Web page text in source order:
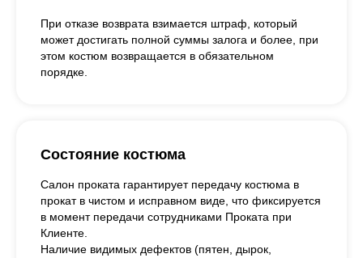
При отказе возврата взимается штраф, который
может достигать полной суммы залога и более, при
этом костюм возвращается в обязательном
порядке.
Состояние костюма
Салон проката гарантирует передачу костюма в
прокат в чистом и исправном виде, что фиксируется
в момент передачи сотрудниками Проката при
Клиенте.
Наличие видимых дефектов (пятен, дырок,